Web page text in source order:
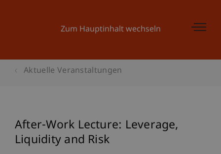
Zum Hauptinhalt wechseln
Aktuelle Veranstaltungen
After-Work Lecture: Leverage,
Liquidity and Risk